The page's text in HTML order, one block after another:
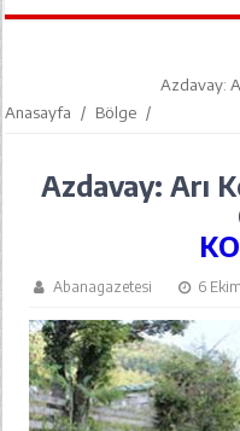
Anasayfa / Bölge /
Azdavay:
Azdavay: Arı
Abanagazetesi 6